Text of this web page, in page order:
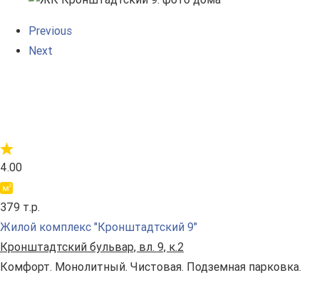
Previous
Next
4.00
379 т.р.
Жилой комплекс "Кронштадтский 9"
Кронштадтский бульвар, вл. 9, к.2
Комфорт. Монолитный. Чистовая. Подземная парковка.